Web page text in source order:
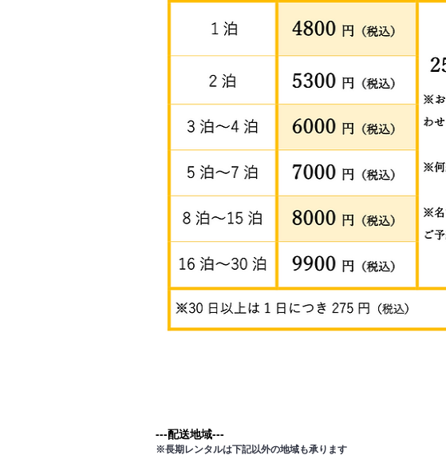
---配送地域---​
※長期レンタルは下記以外の地域も承ります